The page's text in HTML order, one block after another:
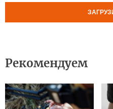
Рекомендуем